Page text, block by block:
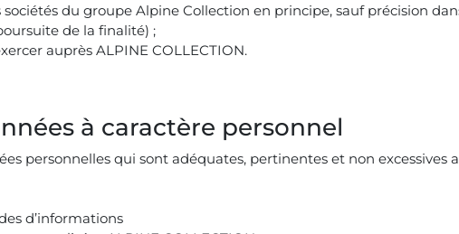
du groupe Alpine Collection en principe, sauf précision
de la finalité) ;
auprès ALPINE COLLECTION.
à caractère personnel
personnelles qui sont adéquates, pertinentes et non excessives
d’informations